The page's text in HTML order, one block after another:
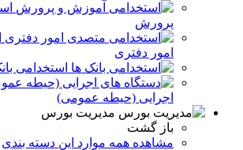
پرورش
امور دفتری
استخدامی
اجرایی (حیطه عمومی)
مدیریت بورس
باز گشت
مشاهده همه موارد این دسته بندی